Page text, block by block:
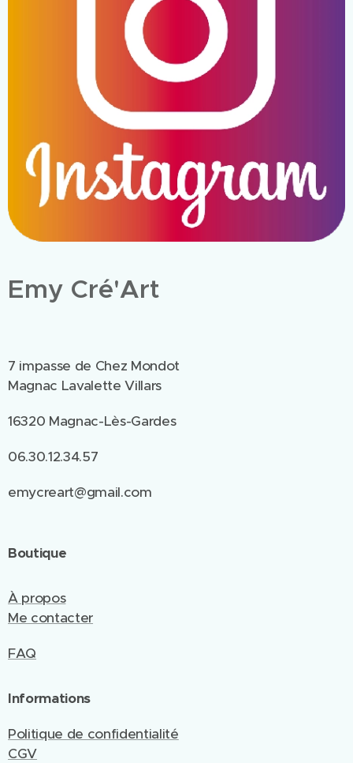
Emy Cré'Art
7 impasse de Chez Mondot
Magnac Lavalette Villars
16320 Magnac-Lès-Gardes
06.30.12.34.57
emycreart@gmail.com
Boutique
À propos
Me contacter
FAQ
Informations
Politique de confidentialité
CGV